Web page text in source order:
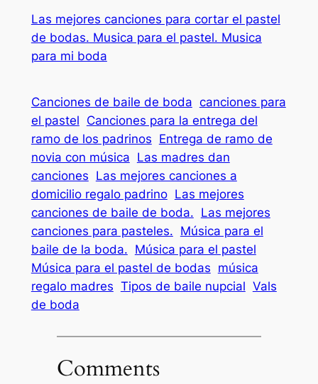
Las mejores canciones para cortar el pastel
de bodas. Musica para el pastel. Musica
para mi boda
Canciones de baile de boda canciones para
el pastel Canciones para la entrega del
ramo de los padrinos Entrega de ramo de
novia con música Las madres dan
canciones Las mejores canciones a
domicilio regalo padrino Las mejores
canciones de baile de boda. Las mejores
canciones para pasteles. Música para el
baile de la boda. Música para el pastel
Música para el pastel de bodas música
regalo madres Tipos de baile nupcial Vals
de boda
Comments